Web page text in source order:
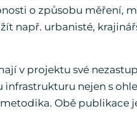
o způsobu měření,
např. urbanisté,
v projektu své
infrastrukturu nejen s
Obě publikace